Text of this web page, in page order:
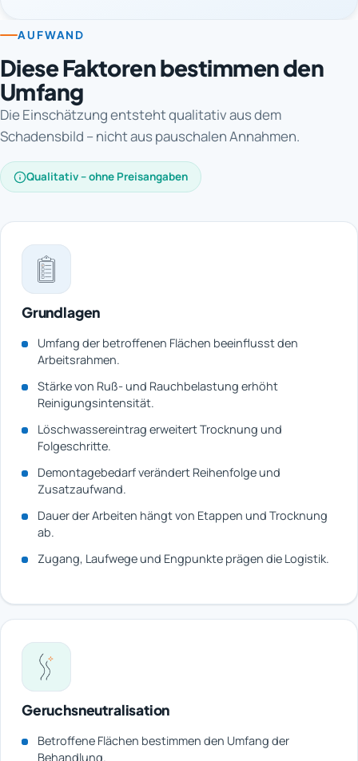
AUFWAND
Diese Faktoren bestimmen den
Umfang
Die Einschätzung entsteht qualitativ aus dem
Schadensbild – nicht aus pauschalen Annahmen.
Qualitativ – ohne Preisangaben
Grundlagen
Umfang der betroffenen Flächen beeinflusst den
Arbeitsrahmen.
Stärke von Ruß- und Rauchbelastung erhöht
Reinigungsintensität.
Löschwassereintrag erweitert Trocknung und
Folgeschritte.
Demontagebedarf verändert Reihenfolge und
Zusatzaufwand.
Dauer der Arbeiten hängt von Etappen und Trocknung
ab.
Zugang, Laufwege und Engpunkte prägen die Logistik.
Geruchsneutralisation
Betroffene Flächen bestimmen den Umfang der
Behandlung.